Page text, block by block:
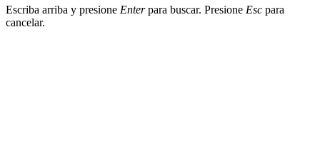
Escriba arriba y presione Enterpara buscar. Presione Esc para
cancelar.